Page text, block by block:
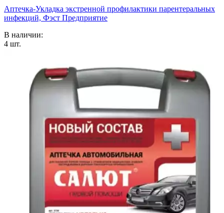
Аптечка-Укладка экстренной профилактики парентеральных
инфекций, Фэст Предприятие
В наличии:
4 шт.